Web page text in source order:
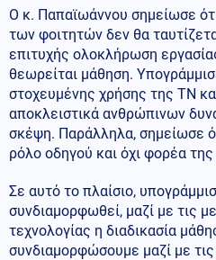
Ο κ. Παπαϊωάννου σημείωσε
των φοιτητών δεν θα
επιτυχής ολοκλήρωση
θεωρείται μάθηση.
στοχευμένης χρήσης της ΤΝ
αποκλειστικά ανθρώπινων
σκέψη. Παράλληλα, σημείωσε
ρόλο οδηγού και όχι φορέα
Σε αυτό το πλαίσιο,
συνδιαμορφωθεί, μαζί με τις
τεχνολογίας η διαδικασία
συνδιαμορφώσουμε μαζί με